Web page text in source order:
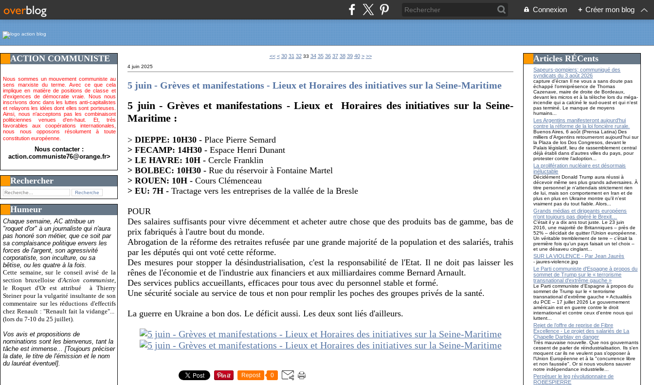
Connexion + Créer mon blog
ACTION COMMUNISTE
Nous sommes un mouvement communiste au
sens marxiste du terme. Avec ce que cela
implique en matière de positions de classe et
d'exigences de démocratie vraie. Nous nous
inscrivons donc dans les luttes anti-capitalistes
et relayons les idées dont elles sont porteuses.
Ainsi, nous n'acceptons pas les combinaisont
politiciennes venues d'en-haut. Et, très
favorables aux coopérations internationales,
nous nous opposons résolument à toute
constitution européenne.
Nous contacter :
action.communiste76@orange.fr>
Rechercher
Humeur
Chaque semaine, AC attribue un
"roquet d'or" à un journaliste qui n'aura
pas honoré son métier, que ce soit par
sa complaisance politique envers les
forces de l'argent, son agressivité
corporatiste, son inculture, ou sa
bêtise, ou les quatre à la fois.
Cette semaine, sur le conseil avisé de la
section bruxelloise d'Action communiste,
le Roquet d'Or est attribué
à Thierry
Steiner pour la vulgarité insultante de son
commentaire sur les réductions d'effectifs
chez Renault : "Renault fait la vidange"...
(lors du 7-10 du 25 juillet).
Vos avis et propositions de
nominations sont les bienvenus, tant la
tâche est immense... [Toujours préciser
la date, le titre de l'émission et le nom
du lauréat éventuel].
<< < 10
20
30 31 32 33 34 35 36 37 38 39 40 50
60
70
80
90
100
200
300
400
500
600
700
800
900
1000
1100
1200
1300
1400
1500
1600
1700
> >>
4 juin 2025
5 juin - Grèves et manifestations - Lieux et Horaires des initiatives sur la Seine-Maritime
5 juin - Grèves et manifestations - Lieux et Horaires des initiatives sur la Seine-
Maritime :
> DIEPPE: 10H30 -Place Pierre Semard
> FECAMP: 14H30 -Espace Henri Dunant
> LE HAVRE: 10H -Cercle Franklin
> BOLBEC: 10H30 - Rue du réservoir à Fontaine Martel
>ROUEN: 10H -Cours Clémenceau
> EU: 7H -Tractage vers les entreprises de la vallée de la Bresle
POUR
Des salaires suffisants pour vivre décemment et acheter autre chose que des produits bas de gamme, bas de
prix fabriqués à l'autre bout du monde.
Abrogation de la réforme des retraites refusée par une grande majorité de la population et des salariés, trahis
par les députés qui ont voté cette réforme.
Des mesures pour stopper la désindustrialisation, c'est la responsabilité de l'Etat. Il ne doit pas laisser les
rênes de l'économie et de l'industrie aux financiers et aux milliardaires comme Bernard Arnault.
Des services publics accueillants, efficaces pour tous avec du personnel stable et formé.
Une sécurité sociale au service de tous et non pour remplir les poches des groupes privés de la santé.
La guerre en Ukraine a bon dos. Le déficit aussi. Les deux sont liés d'ailleurs.
Repost 0
Articles RÉCents
Sapeurs-pompiers; communiqué des
syndicats du 3 août 2026
capture d'écran Il ne vous a sans doute pas
échappé l'omniprésence de Thomas
Cazenave, maire de droite de Bordeaux,
devant les micros et à la téloche lors du méga-
incendie qui a calciné le sud-ouest et qui n'est
pas terminé. Le manque de moyens
humains...
Les Argentins manifesteront aujourd'hui
contre la réforme de la loi foncière rurale.
Buenos Aires, 6 août (Prensa Latina) Des
milliers d'Argentins retourneront aujourd'hui sur
la Plaza de los Dos Congresos, devant le
Palais législatif, lieu de rassemblement central
déjà établi dans d'autres villes du pays, pour
protester contre l'adoption...
La prolifération nucléaire est désormais
inéluctable
Décidément Donald Trump aura réussi à
décevoir même ses plus grands adversaires. À
titre personnel je n'attendais strictement rien
de lui, mais son comportement en Iran et de
plus en plus en Ukraine montre qu'il n'est
vraiment pas du tout fiable. Alors...
Grands médias et dirigeants européens
n’ont toujours pas digéré le Brexit…
C’était il y a dix ans tout juste. Le 23 juin
2016, une majorité de Britanniques – près de
52% – décidait de quitter l’Union européenne.
Un véritable tremblement de terre – c’était la
première fois qu’un pays faisait un tel choix –
et une désaveu cinglant...
SUR LA VIOLENCE - Par Jean Jaurès
- jaures-violence.jpg
Le Parti communiste d'Espagne à propos du
sommet de Trump sur le « terrorisme
transnational d'extrême gauche »
Le Parti communiste d'Espagne à propos du
sommet de Trump sur le « terrorisme
transnational d'extrême gauche » Actualités
du PCE – 17 juillet 2026 Le gouvernement
américain est en guerre contre le droit
international et contre ceux d'entre nous qui
luttent...
Rejet de l’offre de reprise de Fibre
Excellence - Le projet des salariés de La
Chapelle Darblay en danger
Très mauvaise nouvelle. Que nos gouvernants
cessent de parler de réindustrialisation. Ils s'en
moquent car ils ne veulent pas s'opposer à
l'Union Européenne et à la "concurrence libre
et non faussée". Or si nous voulons sauver
notre indépendance industrielle...
Perpétuer le leg révolutionnaire de
ROBESPIERRE